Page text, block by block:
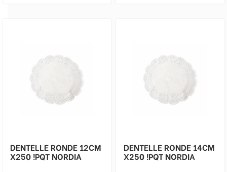
DENTELLE RONDE 12CM
X250 !PQT NORDIA
DENTELLE RONDE 14CM
X250 !PQT NORDIA